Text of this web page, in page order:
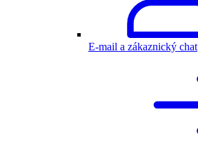
E-mail a zákaznický chat